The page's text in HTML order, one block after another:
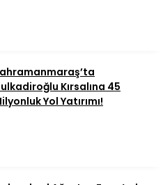
Kırsalına 45
Yol Yatırımı!